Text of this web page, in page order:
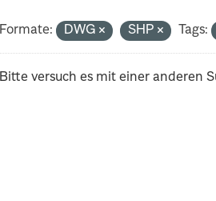
Formate: DWG SHP Tags:
Bitte versuch es mit einer anderen